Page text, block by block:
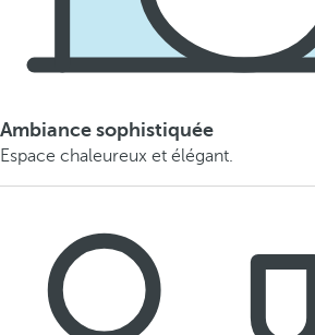
Ambiance sophistiquée
Espace chaleureux et élégant.